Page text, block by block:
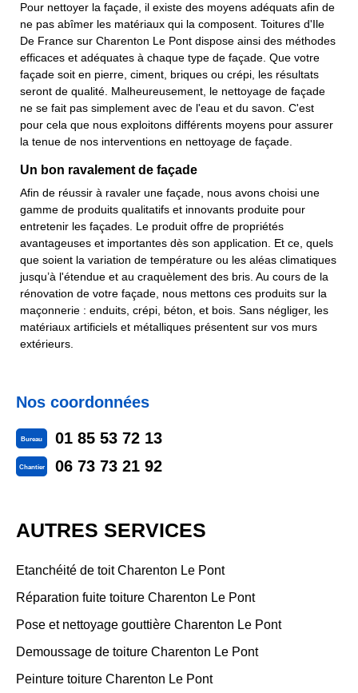
Pour nettoyer la façade, il existe des moyens adéquats afin de
ne pas abîmer les matériaux qui la composent. Toitures d'Ile
De France sur Charenton Le Pont dispose ainsi des méthodes
efficaces et adéquates à chaque type de façade. Que votre
façade soit en pierre, ciment, briques ou crépi, les résultats
seront de qualité. Malheureusement, le nettoyage de façade
ne se fait pas simplement avec de l'eau et du savon. C'est
pour cela que nous exploitons différents moyens pour assurer
la tenue de nos interventions en nettoyage de façade.
Un bon ravalement de façade
Afin de réussir à ravaler une façade, nous avons choisi une
gamme de produits qualitatifs et innovants produite pour
entretenir les façades. Le produit offre de propriétés
avantageuses et importantes dès son application. Et ce, quels
que soient la variation de température ou les aléas climatiques
jusqu’à l'étendue et au craquèlement des bris. Au cours de la
rénovation de votre façade, nous mettons ces produits sur la
maçonnerie : enduits, crépi, béton, et bois. Sans négliger, les
matériaux artificiels et métalliques présentent sur vos murs
extérieurs.
Nos coordonnées
Bureau 01 85 53 72 13
Chantier 06 73 73 21 92
AUTRES SERVICES
Etanchéité de toit Charenton Le Pont
Réparation fuite toiture Charenton Le Pont
Pose et nettoyage gouttière Charenton Le Pont
Demoussage de toiture Charenton Le Pont
Peinture toiture Charenton Le Pont